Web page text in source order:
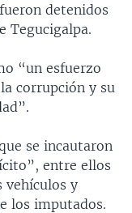
detenidos
Tegucigalpa.
“un esfuerzo
corrupción y su
se incautaron
entre ellos
vehículos y
los imputados.